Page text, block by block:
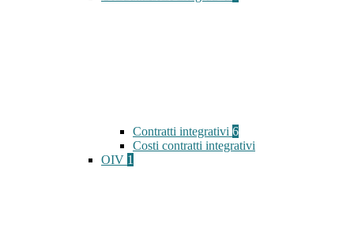
Contratti integrativi 6
Costi contratti integrativi
OIV 1